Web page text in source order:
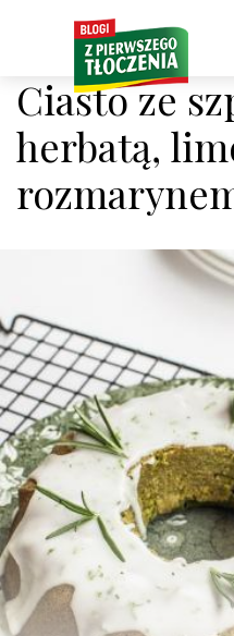
Ciasto ze
herbatą,